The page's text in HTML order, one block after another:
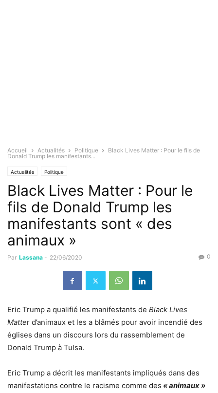
Accueil Actualités Politique
Black Lives Matter : Pour le fils de
Donald Trump les manifestants...
Actualités Politique
Black Lives Matter : Pour le
fils de Donald Trump les
manifestants sont « des
animaux »
Par Lassana - 22/06/2020 0
Eric Trump a qualifié les manifestants de Black Lives
Matter d’animaux et les a blâmés pour avoir incendié des
églises dans un discours lors du rassemblement de
Donald Trump à Tulsa.
Eric Trump a décrit les manifestants impliqués dans des
manifestations contre le racisme comme des « animaux »